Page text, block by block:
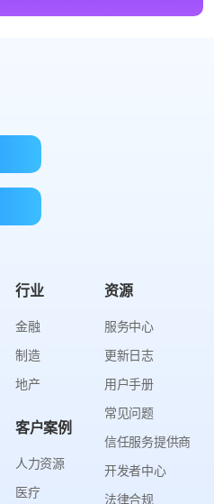
行业
金融
制造
地产
客户案例
人力资源
医疗
资源
服务中心
更新日志
用户手册
常见问题
信任服务提供商
开发者中心
法律合规